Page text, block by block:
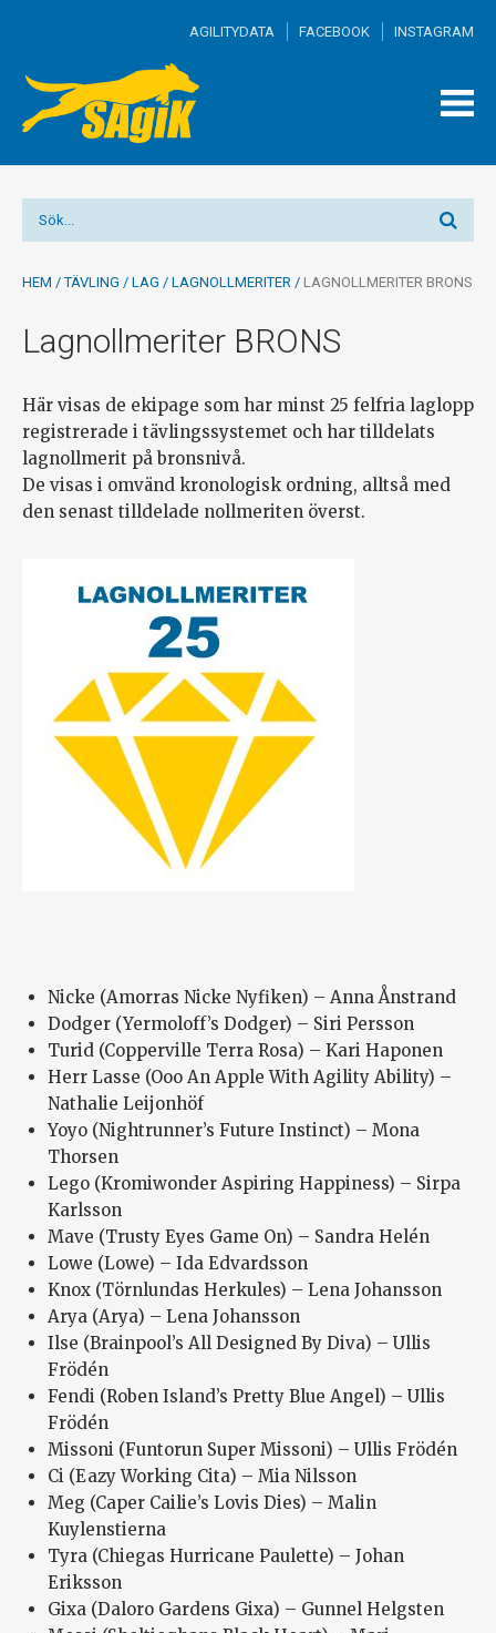
AGILITYDATA FACEBOOK INSTAGRAM
HEM /TÄVLING / LAG / LAGNOLLMERITER / LAGNOLLMERITER BRONS
Lagnollmeriter BRONS
Här visas de ekipage som har minst 25 felfria laglopp
registrerade i tävlingssystemet och har tilldelats
lagnollmerit på bronsnivå.
De visas i omvänd kronologisk ordning, alltså med
den senast tilldelade nollmeriten överst.
Nicke (Amorras Nicke Nyfiken) – Anna Ånstrand
Dodger (Yermoloff’s Dodger) – Siri Persson
Turid (Copperville Terra Rosa) – Kari Haponen
Herr Lasse (Ooo An Apple With Agility Ability) –
Nathalie Leijonhöf
Yoyo (Nightrunner’s Future Instinct) – Mona
Thorsen
Lego (Kromiwonder Aspiring Happiness) – Sirpa
Karlsson
Mave (Trusty Eyes Game On) – Sandra Helén
Lowe (Lowe) – Ida Edvardsson
Knox (Törnlundas Herkules) – Lena Johansson
Arya (Arya) – Lena Johansson
Ilse (Brainpool’s All Designed By Diva) – Ullis
Frödén
Fendi (Roben Island’s Pretty Blue Angel) – Ullis
Frödén
Missoni (Funtorun Super Missoni) – Ullis Frödén
Ci (Eazy Working Cita) – Mia Nilsson
Meg (Caper Cailie’s Lovis Dies) – Malin
Kuylenstierna
Tyra (Chiegas Hurricane Paulette) – Johan
Eriksson
Gixa (Daloro Gardens Gixa) – Gunnel Helgsten